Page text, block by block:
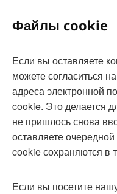
Файлы cookie
Если вы оставляете
можете согласиться
адреса электронной
cookie. Это делается
не пришлось снова
оставляете
cookie сохраняются в
Если вы посетите